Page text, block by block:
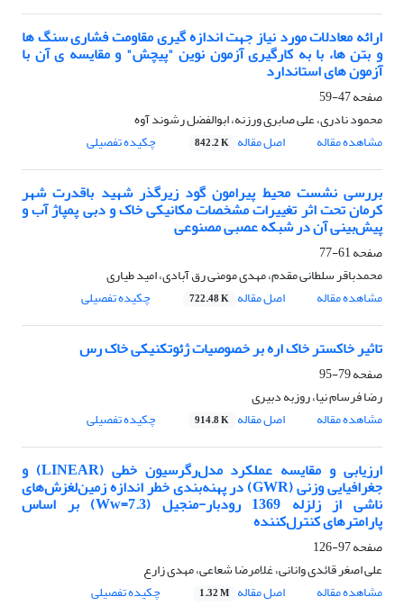
ارائه معادلات مورد نیاز جهت اندازه گیری مقاومت فشاری سنگ ها
و بتن ها، با به کارگیری آزمون نوین "پیچش" و مقایسه ی آن با
آزمون های استاندارد
صفحه47-59
محمود نادری، علی صابری ورزنه، ابوالفضل رشوند آوه
مشاهده مقاله
اصل مقاله 842.2 K چکیده تفصیلی
بررسی نشست محیط پیرامون گود زیرگذر شهید باقدرت شهر
کرمان تحت اثر تغییرات مشخصات مکانیکی خاک و دبی پمپاژ آب و
پیش‌بینی آن در شبکه عصبی مصنوعی
صفحه61-77
محمدباقر سلطانی مقدم، مهدی مومنی رق آبادی، امید طیاری
مشاهده مقاله
اصل مقاله 722.48 K چکیده تفصیلی
تاثیر خاکستر خاک اره بر خصوصیات ژئوتکنیکی خاک رس
صفحه79-95
رضا فرسام نیا، روزبه دبیری
مشاهده مقاله
اصل مقاله 914.8 K چکیده تفصیلی
ارزیابی و مقایسه عملکرد مدل‌رگرسیون خطی (LINEAR) و
جغرافیایی وزنی (GWR) در پهنه‌بندی خطر اندازه زمین‌لغزش‌های
ناشی از زلزله 1369 رودبار-منجیل (Ww=7.3) بر اساس
پارامترهای کنترل‌کننده
صفحه97-126
علی اصغر قائدی وانانی، غلامرضا شعاعی، مهدی زارع
مشاهده مقاله
اصل مقاله 1.32 M چکیده تفصیلی